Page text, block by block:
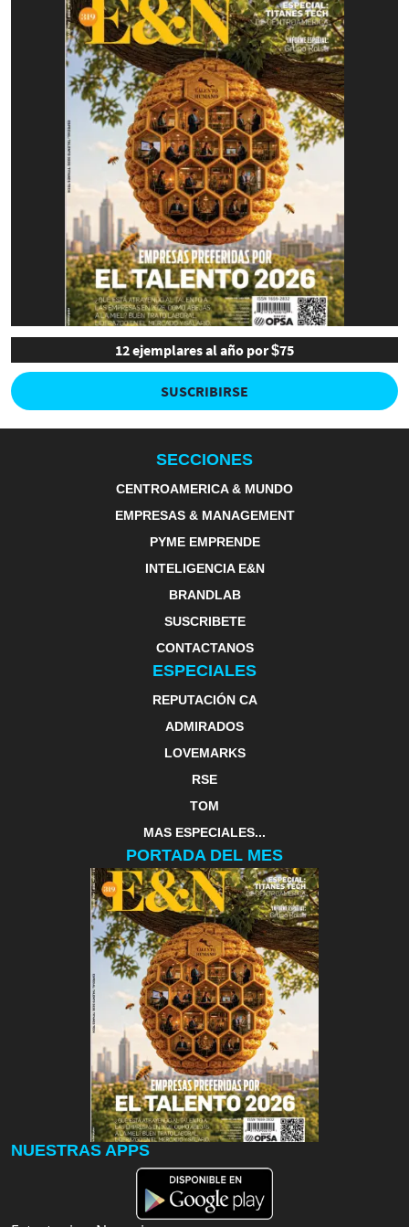
12 ejemplares al año por $75
SUSCRIBIRSE
SECCIONES
CENTROAMERICA & MUNDO
EMPRESAS & MANAGEMENT
PYME EMPRENDE
INTELIGENCIA E&N
BRANDLAB
SUSCRIBETE
CONTACTANOS
ESPECIALES
REPUTACIÓN CA
ADMIRADOS
LOVEMARKS
RSE
TOM
MAS ESPECIALES...
PORTADA DEL MES
NUESTRAS APPS